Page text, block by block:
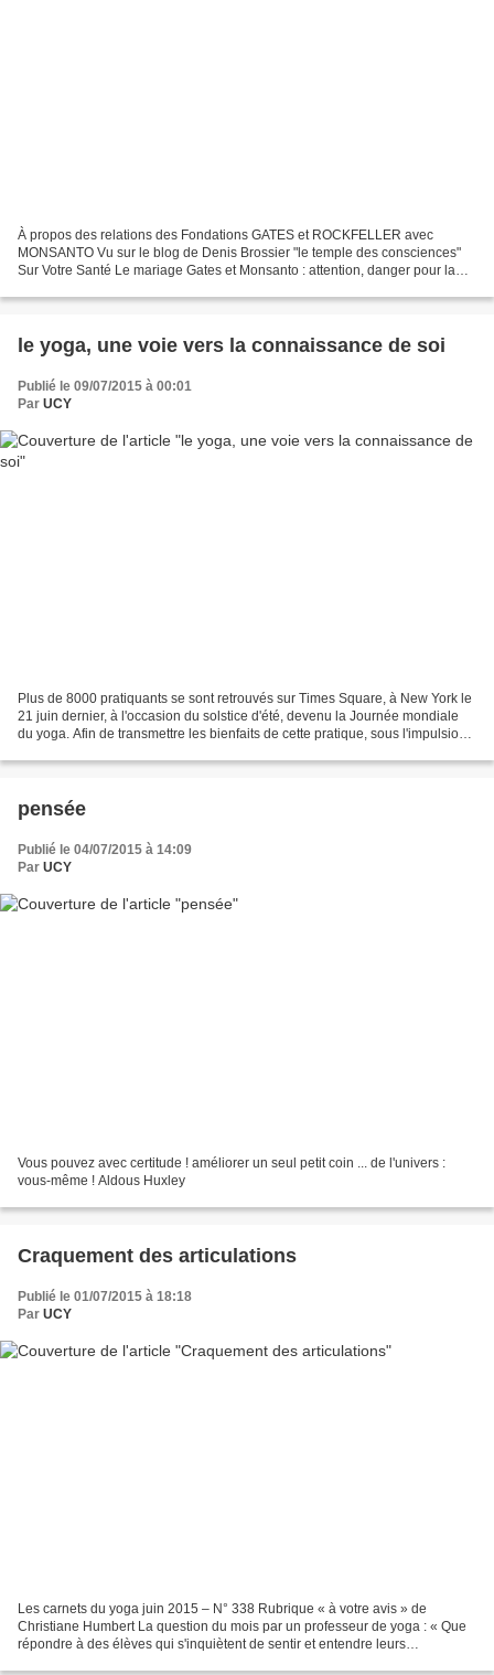
À propos des relations des Fondations GATES et ROCKFELLER avec
MONSANTO Vu sur le blog de Denis Brossier "le temple des consciences"
Sur Votre Santé Le mariage Gates et Monsanto : attention, danger pour la
le yoga, une voie vers la connaissance de soi
Publié le 09/07/2015 à 00:01
Par UCY
Plus de 8000 pratiquants se sont retrouvés sur Times Square, à New York le
21 juin dernier, à l'occasion du solstice d'été, devenu la Journée mondiale
du yoga. Afin de transmettre les bienfaits de cette pratique, sous l'impulsion
pensée
Publié le 04/07/2015 à 14:09
Par UCY
Vous pouvez avec certitude ! améliorer un seul petit coin ... de l'univers :
vous-même ! Aldous Huxley
Craquement des articulations
Publié le 01/07/2015 à 18:18
Par UCY
Les carnets du yoga juin 2015 – N° 338 Rubrique « à votre avis » de
Christiane Humbert La question du mois par un professeur de yoga : « Que
répondre à des élèves qui s'inquiètent de sentir et entendre leurs